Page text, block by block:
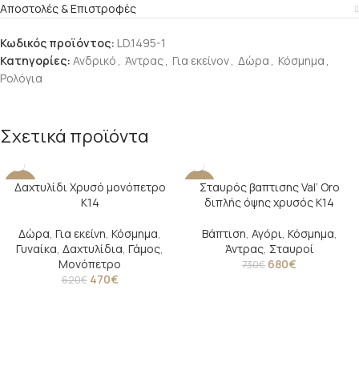
Αποστολές & Επιστροφές
Κωδικός προϊόντος: LD.1495-1
Κατηγορίες: Ανδρικό , Άντρας, Για εκείνον, Δώρα , Κόσμημα ,
Ρολόγια
Σχετικά προϊόντα
-24%
Δαχτυλίδι Χρυσό μονόπετρο
Κ14
Δώρα, Για εκείνη, Κόσμημα,
Γυναίκα, Δαχτυλίδια, Γάμος,
Μονόπετρο
620€ 470€
-7%
Σταυρός βαπτισης Val’ Oro
διπλής όψης χρυσός Κ14
Βάπτιση, Αγόρι, Κόσμημα,
Άντρας, Σταυροί
730€ 680€